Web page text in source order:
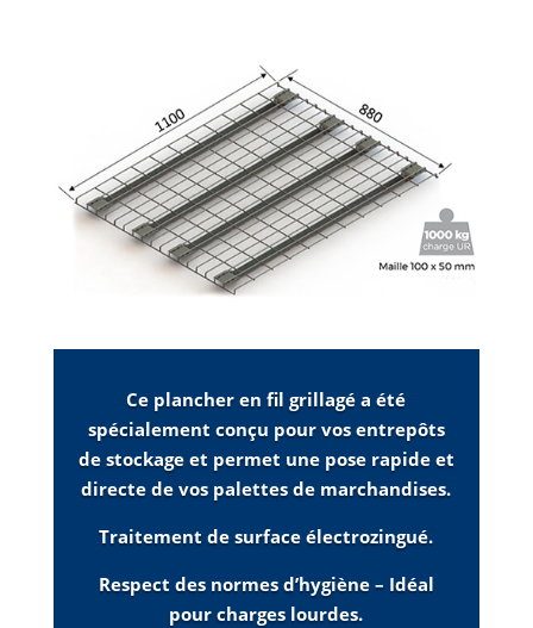
Ce plancher en fil grillagé a été
spécialement conçu pour vos entrepôts
de stockage et permet une pose rapide et
directe de vos palettes de marchandises.
Traitement de surface électrozingué.
Respect des normes d’hygiène – Idéal
pour charges lourdes.